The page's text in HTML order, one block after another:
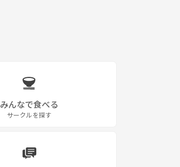
みんなで食べる
サークルを探す